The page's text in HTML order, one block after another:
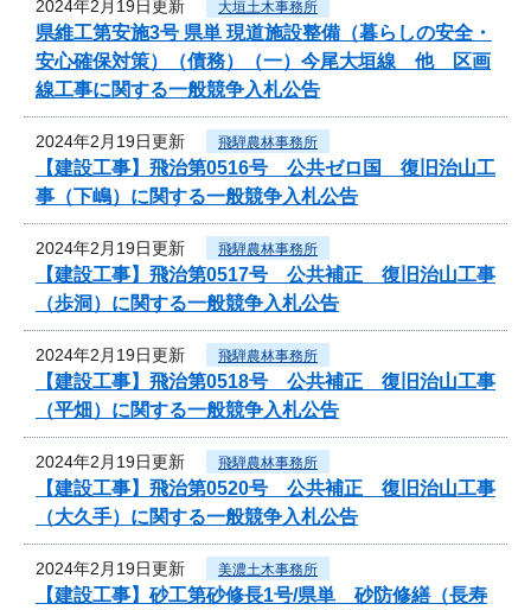
2024年2月19日更新 大垣土木事務所
県維工第安施3号 県単 現道施設整備（暮らしの安全・
安心確保対策）（債務）（一）今尾大垣線 他 区画
線工事に関する一般競争入札公告
2024年2月19日更新 飛騨農林事務所
【建設工事】飛治第0516号 公共ゼロ国 復旧治山工
事（下嶋）に関する一般競争入札公告
2024年2月19日更新 飛騨農林事務所
【建設工事】飛治第0517号 公共補正 復旧治山工事
（歩洞）に関する一般競争入札公告
2024年2月19日更新 飛騨農林事務所
【建設工事】飛治第0518号 公共補正 復旧治山工事
（平畑）に関する一般競争入札公告
2024年2月19日更新 飛騨農林事務所
【建設工事】飛治第0520号 公共補正 復旧治山工事
（大久手）に関する一般競争入札公告
2024年2月19日更新 美濃土木事務所
【建設工事】砂工第砂修長1号/県単 砂防修繕（長寿